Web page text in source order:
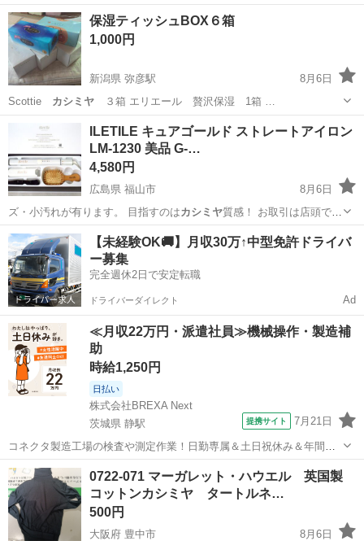
すので よろ…
神奈川 横浜市 戸塚駅 寝具 毛布
保湿ティッシュBOX６箱
1,000円
新潟県 弥彦駅
8月6日
Scottie カシミヤ３箱 エリエール 贅沢保湿 1箱 …
ILETILE キュアゴールド ストレートアイロン
LM-1230 美品 G-…
4,580円
広島県 福山市
8月6日
ズ・小汚れが有ります。 目指すのはカシミヤ質感！ お取引は店頭で行
ってお…
広島 福山市 ヘアケア
【未経験OK🚚】月収30万↑中型免許ドライバ
ー募集
完全週休2日で安定転職
ドライバーダイレクト Ad
≪月収22万円・派遣社員≫機械操作・製造補
助
時給1,250円
日払い
株式会社BREXA Next
茨城県 静駅
提携サイト 7月21日
コネクタ製造工場の検査や測定作業！日勤専属＆土日祝休み＆年間休
日128日★クリーンルーム内作業★マイカー通勤OK＆無料駐車場あり
★就業先食堂利用可！日払い制度あり！《茨城県常陸大宮市》 人気の
工場のお仕事 ◇コネクタ製造工...
茨城 常陸大宮市 その他
0722-071 マーガレット・ハウエル 英国製
コットンカシミヤ タートルネ…
500円
大阪府 豊中市
8月6日